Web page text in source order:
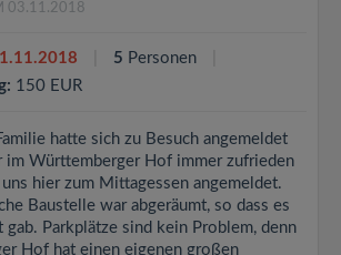
03.11.2018
5 Personen
150 EUR
hatte sich zu Besuch angemeldet
im Württemberger Hof immer zufrieden
hier zum Mittagessen angemeldet.
Baustelle war abgeräumt, so dass es
Parkplätze sind kein Problem, denn
Hof hat einen eigenen großen